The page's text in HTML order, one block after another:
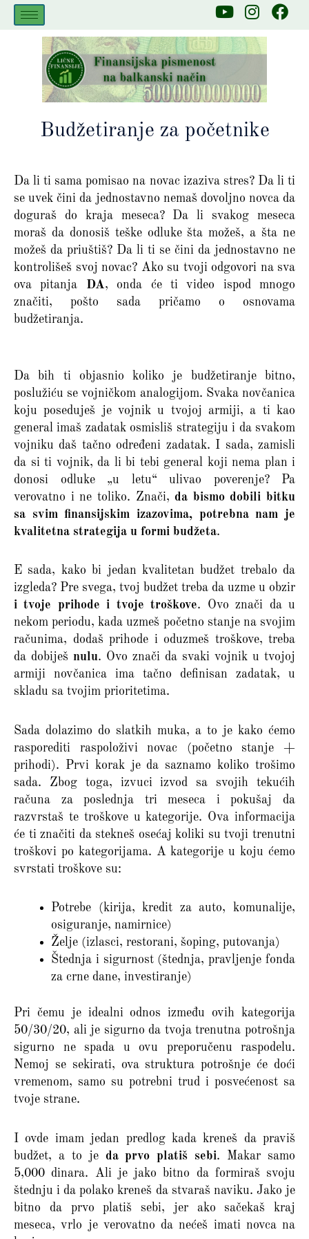
Skip
Y
u
b
I
s
g
a
F
Budžetiranje za početnike
Da li ti sama pomisao na novac izaziva stres? Da li ti
se uvek čini da jednostavno nemaš dovoljno novca da
doguraš do kraja meseca? Da li svakog meseca
moraš da donosiš teške odluke šta možeš, a šta ne
možeš da priuštiš? Da li ti se čini da jednostavno ne
kontrolišeš svoj novac? Ako su tvoji odgovori na sva
ova pitanja DA, onda će ti video ispod mnogo
značiti, pošto sada pričamo o osnovama
budžetiranja.
Da bih ti objasnio koliko je budžetiranje bitno,
poslužiću se vojničkom analogijom. Svaka novčanica
koju poseduješ je vojnik u tvojoj armiji, a ti kao
general imaš zadatak osmisliš strategiju i da svakom
vojniku daš tačno određeni zadatak. I sada, zamisli
da si ti vojnik, da li bi tebi general koji nema plan i
donosi odluke „u letu“ ulivao poverenje? Pa
verovatno i ne toliko. Znači,da bismo dobili bitku
sa svim finansijskim izazovima, potrebna nam je
kvalitetna strategija u formi budžeta.
E sada, kako bi jedan kvalitetan budžet trebalo da
izgleda? Pre svega, tvoj budžet treba da uzme u obzir
i tvoje prihode i tvoje troškove. Ovo znači da u
nekom periodu, kada uzmeš početno stanje na svojim
računima, dodaš prihode i oduzmeš troškove, treba
da dobiješ nulu. Ovo znači da svaki vojnik u tvojoj
armiji novčanica ima tačno definisan zadatak, u
skladu sa tvojim prioritetima.
Sada dolazimo do slatkih muka, a to je kako ćemo
rasporediti raspoloživi novac (početno stanje +
prihodi). Prvi korak je da saznamo koliko trošimo
sada. Zbog toga, izvuci izvod sa svojih tekućih
računa za poslednja tri meseca i pokušaj da
razvrstaš te troškove u kategorije. Ova informacija
će ti značiti da stekneš osećaj koliki su tvoji trenutni
troškovi po kategorijama. A kategorije u koju ćemo
svrstati troškove su:
Potrebe (kirija, kredit za auto, komunalije,
osiguranje, namirnice)
Želje (izlasci, restorani, šoping, putovanja)
Štednja i sigurnost (štednja, pravljenje fonda
za crne dane, investiranje)
Pri čemu je idealni odnos između ovih kategorija
50/30/20, ali je sigurno da tvoja trenutna potrošnja
sigurno ne spada u ovu preporučenu raspodelu.
Nemoj se sekirati, ova struktura potrošnje će doći
vremenom, samo su potrebni trud i posvećenost sa
tvoje strane.
I ovde imam jedan predlog kada kreneš da praviš
budžet, a to je da prvo platiš sebi. Makar samo
5,000 dinara. Ali je jako bitno da formiraš svoju
štednju i da polako kreneš da stvaraš naviku. Jako je
bitno da prvo platiš sebi, jer ako sačekaš kraj
meseca, vrlo je verovatno da nećeš imati novca na